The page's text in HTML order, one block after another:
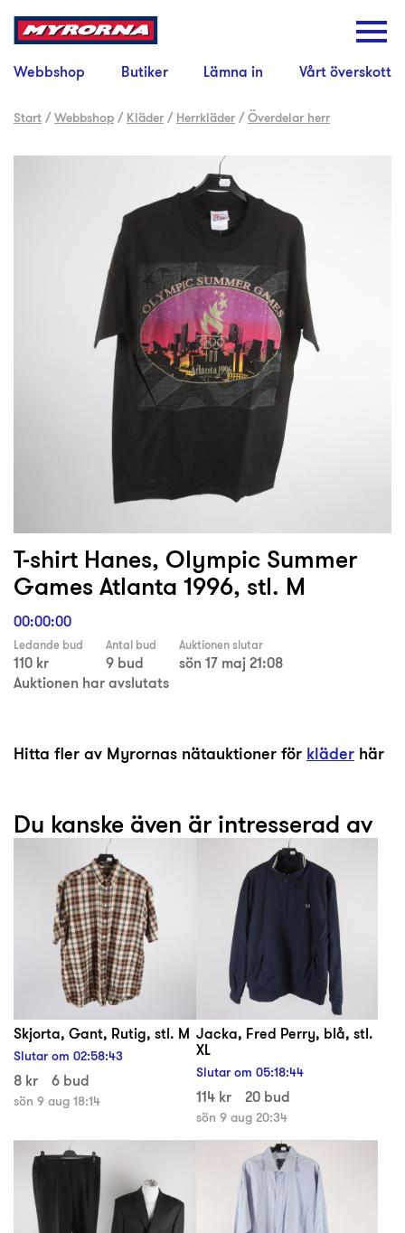
Webbshop Butiker Lämna in Vårt överskott
Start /Webbshop / Kläder / Herrkläder /Överdelar herr
T-shirt Hanes, Olympic Summer
Games Atlanta 1996, stl. M
00:00:00
Ledande bud
110 kr
Antal bud
9 bud
Auktionen slutar
sön 17 maj 21:08
Auktionen har avslutats
Hitta fler av Myrornas nätauktioner för kläder här
Du kanske även är intresserad av
Skjorta, Gant, Rutig, stl. M
Slutar om 02:58:43
8 kr 6 bud
sön 9 aug 18:14
Jacka, Fred Perry, blå, stl.
XL
Slutar om 05:18:44
114 kr 20 bud
sön 9 aug 20:34